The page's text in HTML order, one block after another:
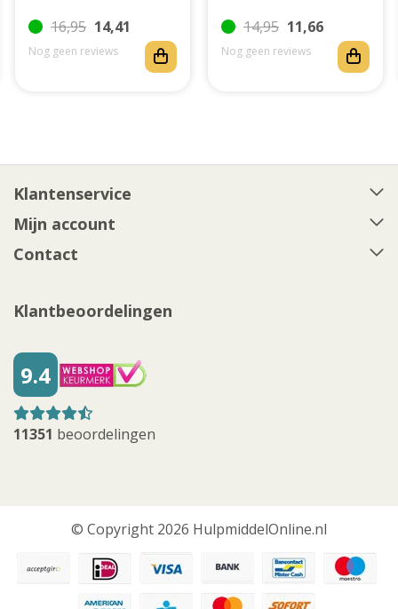
16,95 14,41
Nog geen reviews
14,95 11,66
Nog geen reviews
Klantenservice
Mijn account
Contact
Klantbeoordelingen
9.4
11351 beoordelingen
© Copyright 2026 HulpmiddelOnline.nl